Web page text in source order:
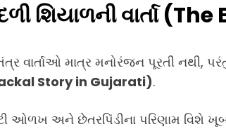
શિયાળની વાર્તા
વાર્તાઓ માત્ર મનોરંજન પૂરતી
Story in Gujarati).
ઓળખ અને છેતરપિંડીના પરિણામ